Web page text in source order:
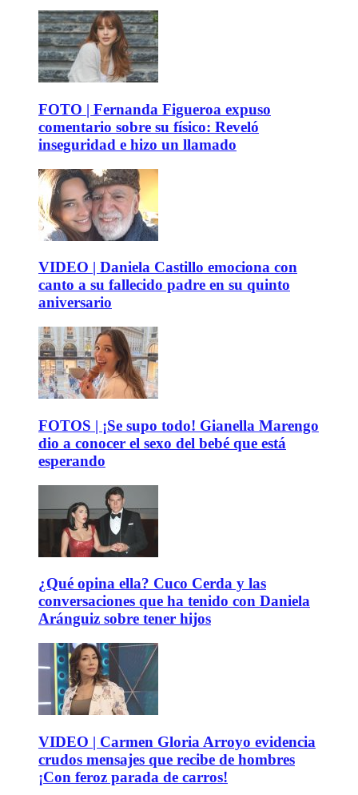
FOTO | Fernanda Figueroa expuso
comentario sobre su físico: Reveló
inseguridad e hizo un llamado
VIDEO | Daniela Castillo emociona con
canto a su fallecido padre en su quinto
aniversario
FOTOS | ¡Se supo todo! Gianella Marengo
dio a conocer el sexo del bebé que está
esperando
¿Qué opina ella? Cuco Cerda y las
conversaciones que ha tenido con Daniela
Aránguiz sobre tener hijos
VIDEO | Carmen Gloria Arroyo evidencia
crudos mensajes que recibe de hombres
¡Con feroz parada de carros!